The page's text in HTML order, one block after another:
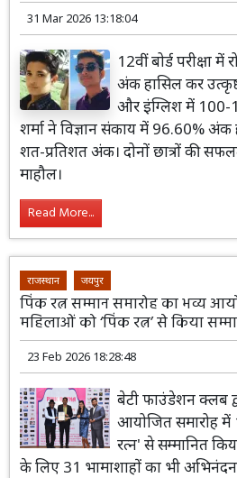
31 Mar 2026 13:18:04
12वीं बोर्ड परीक्षा
अंक हासिल कर
और इंग्लिश में 100-
शर्मा ने विज्ञान संकाय में 96.60% अंक
शत-प्रतिशत अंक। दोनों छात्रों की
माहौल।
Read More...
राजस्थान जयपुर
पिंक रत्न सम्मान समारोह का भव्य
महिलाओं को ‘पिंक रत्न’ से किया
23 Feb 2026 18:28:48
बेटी फाउंडेशन क्लब
आयोजित समारोह
रत्न' से सम्मानित
के लिए 31 भामाशाहों का भी